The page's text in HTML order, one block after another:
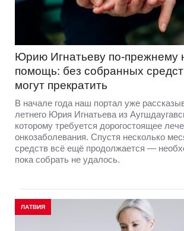
Юрию Игнатьеву по-прежнему
помощь: без собранных
могут прекратить
В начале года наш портал уже
летнего Юрия Игнатьева из
которому требуется дорогостоящее
онкозаболевания. Спустя несколько
средств всё ещё продолжается —
пока собрать не удалось.
ЛАТВИЯ